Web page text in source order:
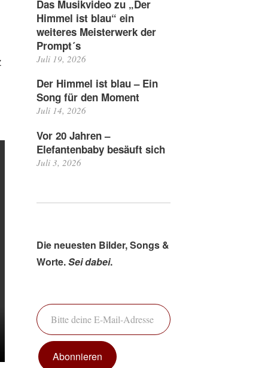
Das Musikvideo zu „Der
Himmel ist blau“ ein
weiteres Meisterwerk der
Prompt´s
Juli 19, 2026
Der Himmel ist blau – Ein
Song für den Moment
Juli 14, 2026
Vor 20 Jahren –
Elefantenbaby besäuft sich
Juli 3, 2026
Die neuesten Bilder, Songs &
Worte.Sei dabei.
Bitte deine E-Mail-Adresse ein ...
Abonnieren